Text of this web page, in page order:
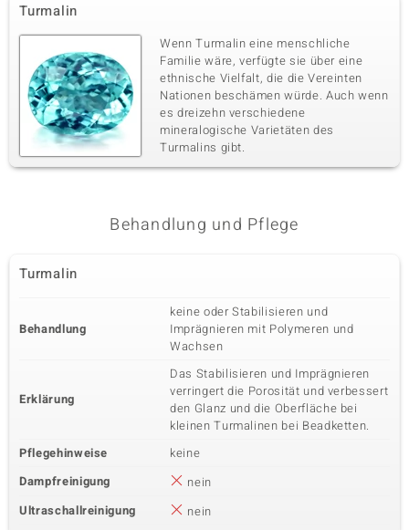
Weißer Topas
Karatgewicht Summe
0,15 ct
Schliff
Runder Brillantschliff
Fassung
Pavéfassung
Herkunft
Brasilien
Turmalin
Wenn Turmalin eine menschliche
Familie wäre, verfügte sie über eine
ethnische Vielfalt, die die Vereinten
Nationen beschämen würde. Auch wenn
es dreizehn verschiedene
mineralogische Varietäten des
Turmalins gibt.
Behandlung und Pflege
Turmalin
Behandlung
keine oder Stabilisieren und
Imprägnieren mit Polymeren und
Wachsen
Erklärung
Das Stabilisieren und Imprägnieren
verringert die Porosität und verbessert
den Glanz und die Oberfläche bei
kleinen Turmalinen bei Beadketten.
Pflegehinweise
keine
Dampfreinigung
nein
Ultraschallreinigung
nein